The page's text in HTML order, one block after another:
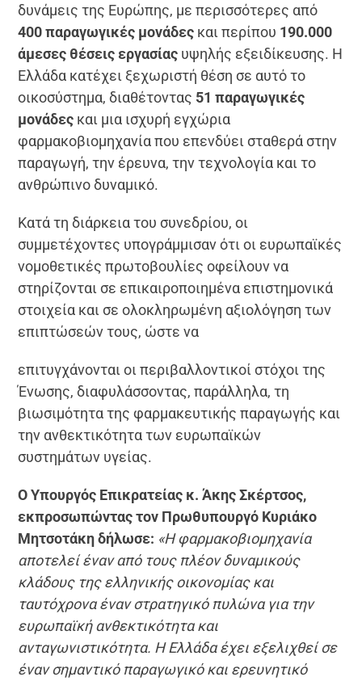
δυνάμεις της Ευρώπης, με περισσότερες από
400 παραγωγικές μονάδες και περίπου 190.000
άμεσες θέσεις εργασίας υψηλής εξειδίκευσης. Η
Ελλάδα κατέχει ξεχωριστή θέση σε αυτό το
οικοσύστημα, διαθέτοντας 51 παραγωγικές
μονάδες και μια ισχυρή εγχώρια
φαρμακοβιομηχανία που επενδύει σταθερά στην
παραγωγή, την έρευνα, την τεχνολογία και το
ανθρώπινο δυναμικό.
Κατά τη διάρκεια του συνεδρίου, οι
συμμετέχοντες υπογράμμισαν ότι οι ευρωπαϊκές
νομοθετικές πρωτοβουλίες οφείλουν να
στηρίζονται σε επικαιροποιημένα επιστημονικά
στοιχεία και σε ολοκληρωμένη αξιολόγηση των
επιπτώσεών τους, ώστε να
επιτυγχάνονται οι περιβαλλοντικοί στόχοι της
Ένωσης, διαφυλάσσοντας, παράλληλα, τη
βιωσιμότητα της φαρμακευτικής παραγωγής και
την ανθεκτικότητα των ευρωπαϊκών
συστημάτων υγείας.
Ο Υπουργός Επικρατείας κ. Άκης Σκέρτσος,
εκπροσωπώντας τον Πρωθυπουργό Κυριάκο
Μητσοτάκη δήλωσε: «Η φαρμακοβιομηχανία
αποτελεί έναν από τους πλέον δυναμικούς
κλάδους της ελληνικής οικονομίας και
ταυτόχρονα έναν στρατηγικό πυλώνα για την
ευρωπαϊκή ανθεκτικότητα και
ανταγωνιστικότητα. Η Ελλάδα έχει εξελιχθεί σε
έναν σημαντικό παραγωγικό και ερευνητικό